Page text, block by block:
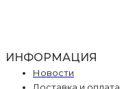
ИНФОРМАЦИЯ
Новости
Доставка и оплата